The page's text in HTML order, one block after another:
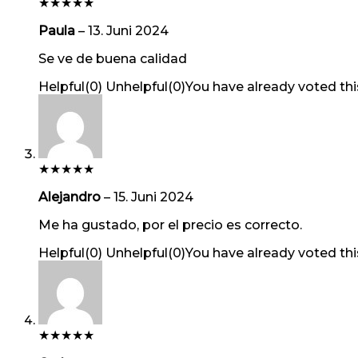
Paula – 13. Juni 2024
Se ve de buena calidad
Helpful (0) Unhelpful (0)You have already voted
★★★★★
Alejandro – 15. Juni 2024
Me ha gustado, por el precio es correcto.
Helpful (0) Unhelpful (0)You have already voted
★★★★★